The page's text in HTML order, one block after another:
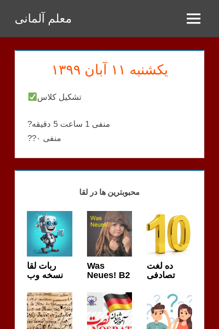
Inhalt
springen
معلم آلمانی Menu
یکشنبه ۱۱ آبان ۱۳۹۹
تشکیل کلاس
?منفی 1 ساعت 5 دقیقه
??منفی ۰
محبوبترین ها در لقا
ربات لقا
نسخه وب
Was
Neues! B2
ده لغت
تصادفی